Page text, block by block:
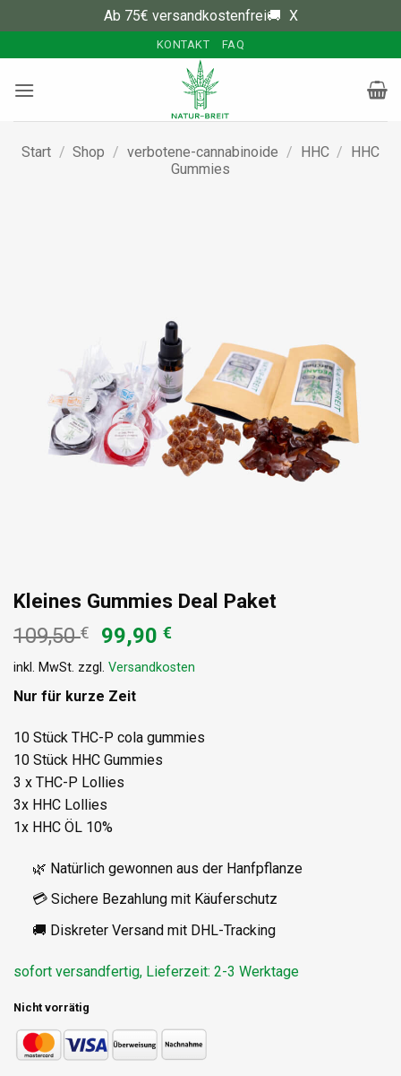
Ab 75€ versandkostenfrei🚚 X
Inhalt
springen
KONTAKT FAQ
Start / Shop / verbotene-cannabinoide / HHC / HHC
Gummies
Kleines Gummies Deal Paket
109,50€
Ursprünglicher
Preis
war:
109,50 €
99,90€Aktueller
Preis
ist:
inkl. MwSt. zzgl. Versandkosten
Nur für kurze Zeit
10 Stück THC-P cola gummies
10 Stück HHC Gummies
3 x THC-P Lollies
3x HHC Lollies
1x HHC ÖL 10%
🌿 Natürlich gewonnen aus der Hanfpflanze
💳 Sichere Bezahlung mit Käuferschutz
🚚 Diskreter Versand mit DHL-Tracking
sofort versandfertig, Lieferzeit: 2-3 Werktage
Nicht vorrätig